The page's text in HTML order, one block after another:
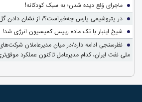
ماجرای وَلع دیده شدن؛ به سبک کودکانه!
در پتروشیمی پارس چه‌خبراست؟/ از نشان دادن گل
شیخ اینبار با تک ماده رییس کمیسیون انرژی شد!
نظرسنجی ادامه دارد/در میان مدیرعاملان
ملی نفت ایران، کدام مدیرعامل تاکنون عملکرد